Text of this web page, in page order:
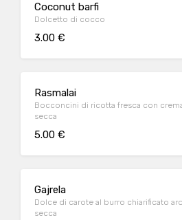
Coconut barfi
Dolcetto di cocco
3.00 €
Rasmalai
Bocconcini di ricotta fresca con
secca
5.00 €
Gajrela
Dolce di carote al burro chiarificato
secca